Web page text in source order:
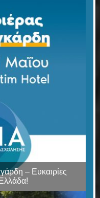
– Ευκαιρίες